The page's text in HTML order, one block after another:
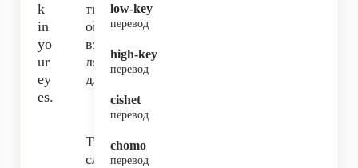
k
in
yo
ur
ey
es.
тв
ой
взг
ля
д.
Ты
сл
low-key
перевод
high-key
перевод
cishet
перевод
chomo
перевод